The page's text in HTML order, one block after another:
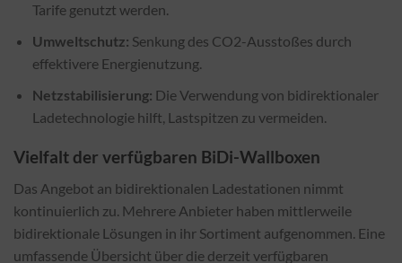
Tarife genutzt werden.
Umweltschutz: Senkung des CO2-Ausstoßes durch
effektivere Energienutzung.
Netzstabilisierung: Die Verwendung von bidirektionaler
Ladetechnologie hilft, Lastspitzen zu vermeiden.
Vielfalt der verfügbaren BiDi-Wallboxen
Das Angebot an bidirektionalen Ladestationen nimmt
kontinuierlich zu. Mehrere Anbieter haben mittlerweile
bidirektionale Lösungen in ihr Sortiment aufgenommen. Eine
umfassende Übersicht über die derzeit verfügbaren